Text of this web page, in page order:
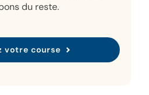
du reste.
votre course